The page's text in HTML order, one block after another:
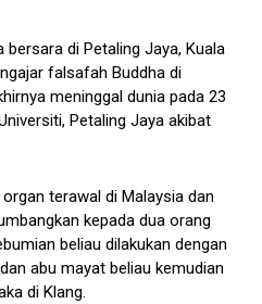
bersara di Petaling Jaya, Kuala
falsafah Buddha di
meninggal dunia pada 23
Petaling Jaya akibat
terawal di Malaysia dan
kepada dua orang
beliau dilakukan dengan
abu mayat beliau kemudian
di Klang.